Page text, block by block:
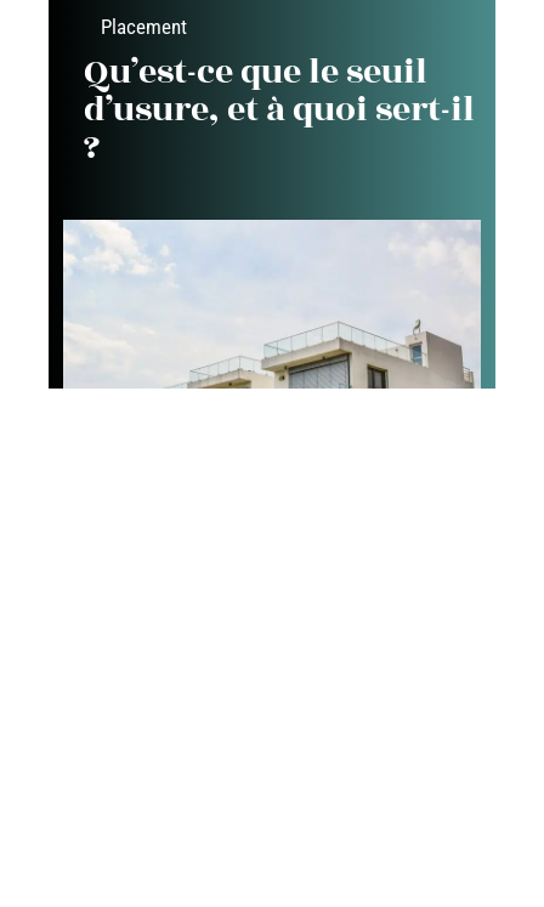
Placement
Qu’est-ce que le seuil
d’usure, et à quoi sert-il
?